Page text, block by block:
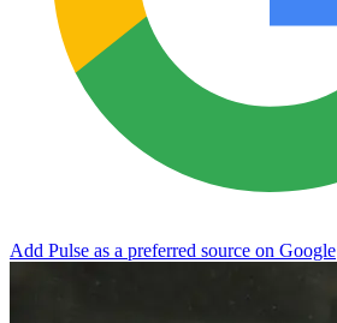
Add Pulse as a preferred source on Google